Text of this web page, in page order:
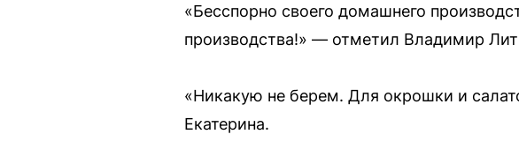
«Бесспорно своего домашнего
производства!» — отметил Владимир
«Никакую не берем. Для окрошки и
Екатерина.